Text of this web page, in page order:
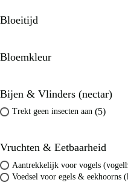
Bloeitijd
Bloemkleur
Bijen & Vlinders (nectar)
Trekt geen insecten aan (5)
Vruchten & Eetbaarheid
Aantrekkelijk voor vogels
Voedsel voor egels & eekhoorns